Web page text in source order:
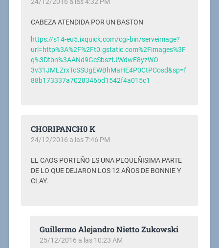
CABEZA ATENDIDA POR UN BASTON
https://s14-eu5.ixquick.com/cgi-bin/serveimage?
url=http%3A%2F%2Ft0.gstatic.com%2Fimages%3F
q%3Dtbn%3AANd9GcSbsztJWdwE8yzWO-
3v31JMLZrxTcSSUgEWBhMaHE4P0CtPCosd&sp=f
88b173337a7028346bd1542f4a015c1
CHORIPANCH0 K
24/12/2016 a las 7:46 PM
EL CAOS PORTEÑO ES UNA PEQUEÑISIMA PARTE
DE LO QUE DEJARON LOS 12 AÑOS DE BONNIE Y
CLAY.
Guillermo Alejandro Nietto Zukowski
25/12/2016 a las 10:23 AM